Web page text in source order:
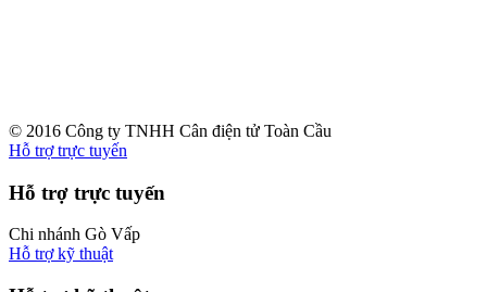
© 2016 Công ty TNHH Cân điện tử Toàn Cầu
Hỗ trợ trực tuyến
Hỗ trợ trực tuyến
Chi nhánh Gò Vấp
Hỗ trợ kỹ thuật